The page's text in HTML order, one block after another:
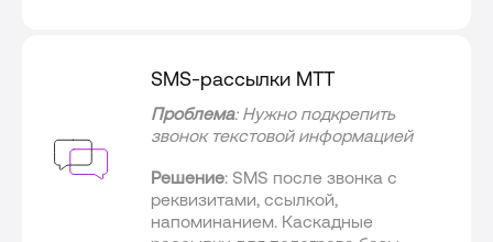
SMS-рассылки МТТ
Проблема: Нужно подкрепить
звонок текстовой информацией
Решение: SMS после звонка с
реквизитами, ссылкой,
напоминанием. Каскадные